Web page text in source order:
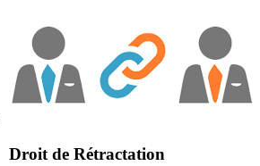
Droit de Rétractation